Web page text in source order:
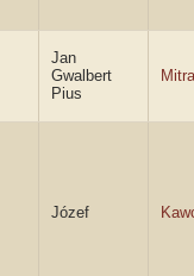
Jan
Gwalbert
Pius
Józef